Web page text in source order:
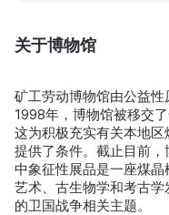
关于博物馆
矿工劳动博物馆由公益性
1998年，博物馆被移交
这为积极充实有关本地
提供了条件。截止目前
中象征性展品是一座煤
艺术、古生物学和考古
的卫国战争相关主题。